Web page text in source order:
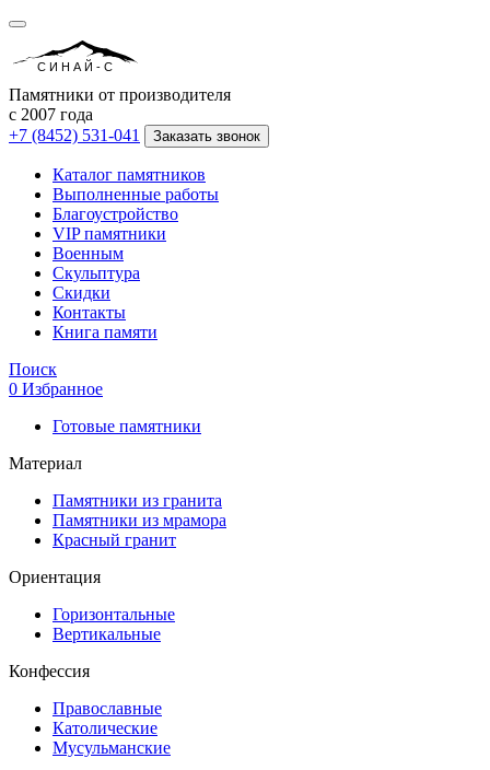
СИНАЙ-С
Памятники от производителя
с 2007 года
+7 (8452) 531-041
Заказать звонок
Каталог памятников
Выполненные работы
Благоустройство
VIP памятники
Военным
Скульптура
Скидки
Контакты
Книга памяти
Поиск
0 Избранное
Готовые памятники
Материал
Памятники из гранита
Памятники из мрамора
Красный гранит
Ориентация
Горизонтальные
Вертикальные
Конфессия
Православные
Католические
Мусульманские